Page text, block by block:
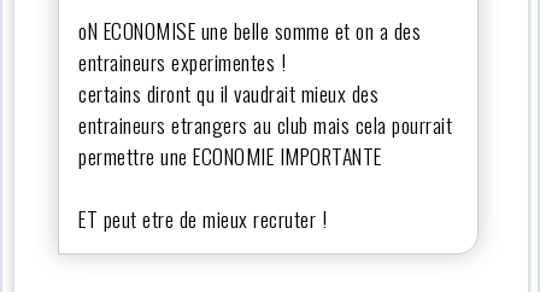
oN ECONOMISE une belle somme et on a des
entraineurs experimentes !
certains diront qu il vaudrait mieux des
entraineurs etrangers au club mais cela pourrait
permettre une ECONOMIE IMPORTANTE
ET peut etre de mieux recruter !